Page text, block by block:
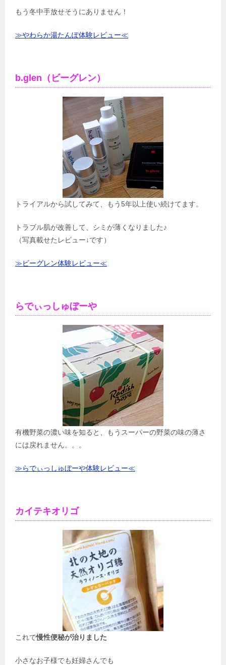
もう冬中手放せそうにありません！
≫やわらか湯たんぽ体験レビュー≪
b.glen（ビーグレン）
トライアルから試してみて、もう5年以上使い続けてます。
トラブル肌が改善して、シミが薄くなりました♪
（写真載せたレビュー↓です）
≫ビーグレン体験レビュー≪
らでぃっしゅぼーや
有機野菜の濃い味を知ると、もうスーパーの野菜の味の薄さ
には戻れません。。。
≫らでぃっしゅぼーや体験レビュー≪
カイテキオリゴ
これで慢性便秘が治りました
小さなお子様でも妊婦さんでも